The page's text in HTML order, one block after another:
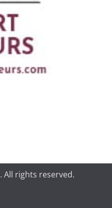
. All rights reserved.